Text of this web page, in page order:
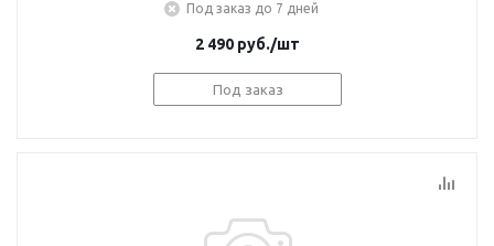
Под заказ до 7 дней
2 490 руб./шт
Под заказ